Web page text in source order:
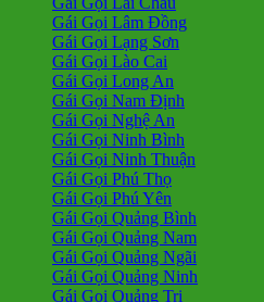
Gái Gọi Lâm Đồng
Gái Gọi Lạng Sơn
Gái Gọi Lào Cai
Gái Gọi Long An
Gái Gọi Nam Định
Gái Gọi Nghệ An
Gái Gọi Ninh Bình
Gái Gọi Ninh Thuận
Gái Gọi Phú Thọ
Gái Gọi Phú Yên
Gái Gọi Quảng Bình
Gái Gọi Quảng Nam
Gái Gọi Quảng Ngãi
Gái Gọi Quảng Ninh
Gái Gọi Quảng Trị